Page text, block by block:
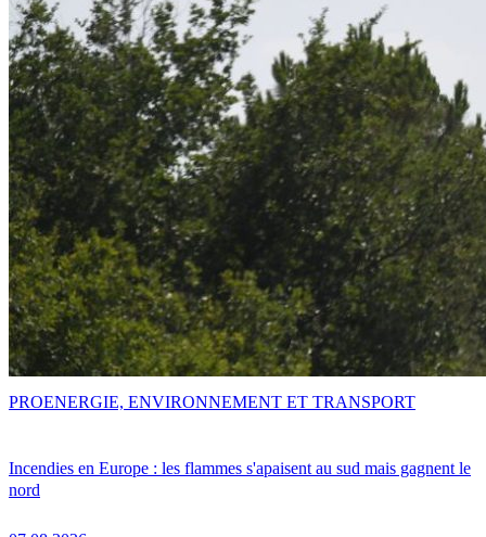
Incendies en Europe : les flammes s'apaisent au sud mais gagnent le
nord
PROENERGIE, ENVIRONNEMENT ET TRANSPORT